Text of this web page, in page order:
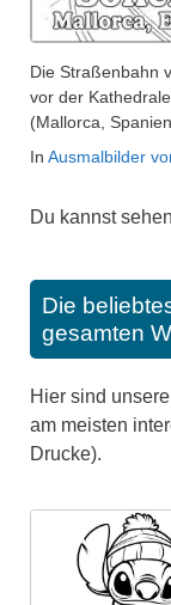
Die Straßenbahn
vor der
(Mallorca,
In Ausmalbilder
Du kannst sehen
Die
gesamten
Hier sind
am meisten
Drucke).